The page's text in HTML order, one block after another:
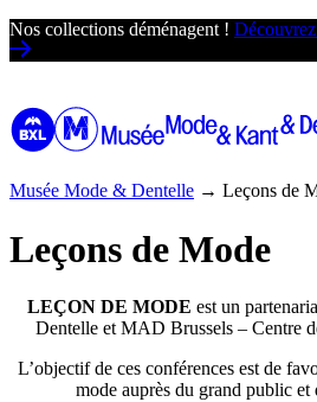
Passer
au
Nos collections déménagent !
Musée Mode & Dentelle → Leçons de
Leçons de Mode
LEÇON DE MODE est un
Dentelle et MAD Brussels – Centre
L’objectif de ces conférences est de
mode auprès du grand public et